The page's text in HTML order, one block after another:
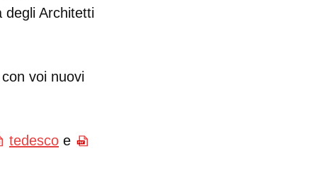
degli Architetti
voi nuovi
tedesco e